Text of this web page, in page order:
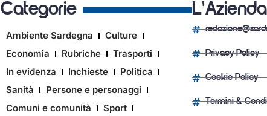
Categorie
Ambiente Sardegna
Culture
Economia
Rubriche
Trasporti
In evidenza
Inchieste
Politica
Sanità
Persone e personaggi
Comuni e comunità
Sport
L'Azienda
Privacy Policy
Cookie Policy
Termini &